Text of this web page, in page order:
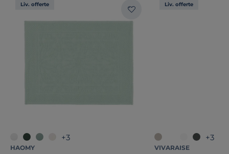
Liv. offerte
+3
HAOMY
Liv. offerte
+3
VIVARAISE